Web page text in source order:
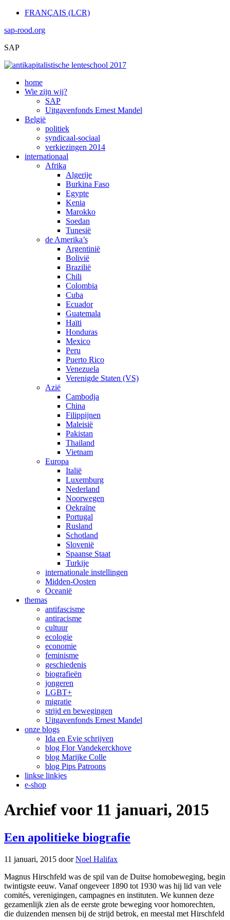
FRANÇAIS (LCR)
sap-rood.org
SAP
home
Wie zijn wij?
SAP
Uitgavenfonds Ernest Mandel
België
politiek
syndicaal-sociaal
verkiezingen 2014
internationaal
Afrika
Algerije
Burkina Faso
Egypte
Kenia
Marokko
Soedan
Tunesië
de Amerika’s
Argentinië
Bolivië
Brazilië
Chili
Colombia
Cuba
Ecuador
Guatemala
Haïti
Honduras
Mexico
Peru
Puerto Rico
Venezuela
Verenigde Staten (VS)
Azië
Cambodja
China
Filippijnen
Maleisië
Pakistan
Thailand
Vietnam
Europa
Italië
Luxemburg
Nederland
Noorwegen
Oekraïne
Portugal
Rusland
Schotland
Slovenië
Spaanse Staat
Turkije
internationale instellingen
Midden-Oosten
Oceanië
themas
antifascisme
antiracisme
cultuur
ecologie
economie
feminisme
geschiedenis
biografieën
jongeren
LGBT+
migratie
strijd en bewegingen
Uitgavenfonds Ernest Mandel
onze blogs
Ida en Evie schrijven
blog Flor Vandekerckhove
blog Marijke Colle
blog Pips Patroons
linkse linkjes
e-shop
Archief voor 11 januari, 2015
Een apolitieke biografie
11 januari, 2015 doorNoel Halifax
Magnus Hirschfeld was de spil van de Duitse homobeweging, begin
twintigste eeuw. Vanaf ongeveer 1890 tot 1930 was hij lid van vele
comités, verenigingen, campagnes en instituten. We kunnen deze
gezamenlijk zien als de eerste grote beweging voor homorechten,
die duizenden mensen bij de strijd betrok, en meestal met Hirschfeld